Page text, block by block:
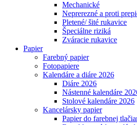
Mechanické
Neprerezné a proti
Pletené/ šité rukavice
Špeciálne riziká
Zváracie rukavice
Papier
Farebný papier
Fotopapiere
Kalendáre a diáre 2026
Diáre 2026
Nástenné kalendáre
Stolové kalendáre 2026
Kancelársky papier
Papier do farebnej